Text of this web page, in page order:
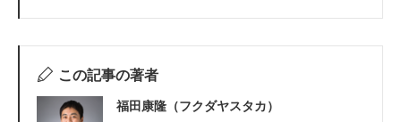
この記事の著者
福田康隆（フクダヤスタカ）